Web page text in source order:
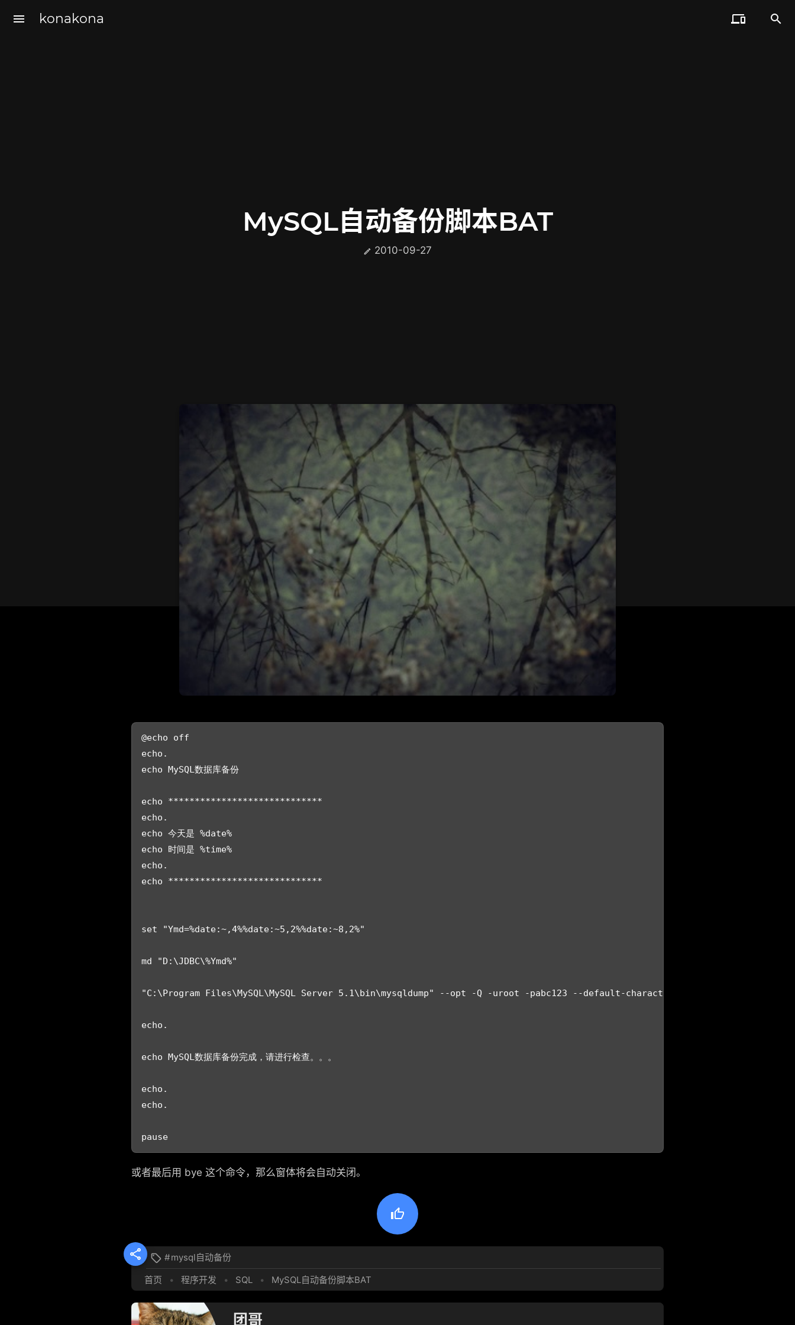
menu konakona  
MySQL自动备份脚本BAT
 2010-09-27
@echo off
echo.
echo MySQL数据库备份
echo *****************************
echo.
echo 今天是 %date%
echo 时间是 %time%
echo.
echo *****************************
set "Ymd=%date:~,4%%date:~5,2%%date:~8,2%"
md "D:\JDBC\%Ymd%"
"C:\Program Files\MySQL\MySQL Server 5.1\bin\mysqldump" --opt -Q -uroot -pabc123 --default-character-set=utf8 test >
echo.
echo MySQL数据库备份完成，请进行检查。。。
echo.
echo.
或者最后用 bye 这个命令，那么窗体将会自动关闭。

  #mysql自动备份
首页
• 程序开发 • SQL • MySQL自动备份脚本BAT
团哥